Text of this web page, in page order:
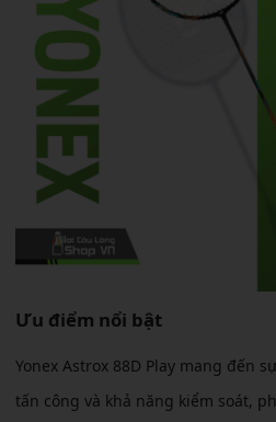
Ưu điểm nổi bật
Yonex Astrox 88D Play mang đến
tấn công và khả năng kiểm soát,